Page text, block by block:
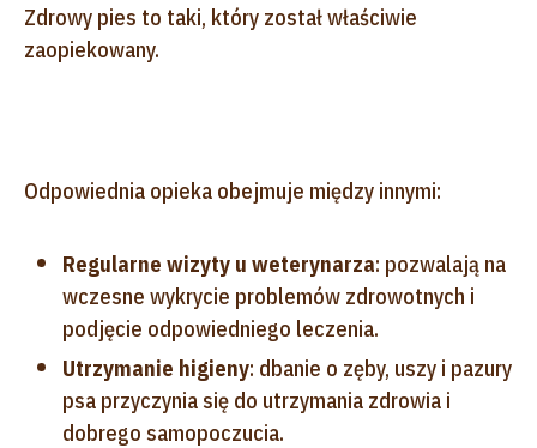
Zdrowy pies to taki, który został właściwie
zaopiekowany.
Odpowiednia opieka obejmuje między innymi:
Regularne wizyty u weterynarza: pozwalają na
wczesne wykrycie problemów zdrowotnych i
podjęcie odpowiedniego leczenia.
Utrzymanie higieny: dbanie o zęby, uszy i pazury
psa przyczynia się do utrzymania zdrowia i
dobrego samopoczucia.